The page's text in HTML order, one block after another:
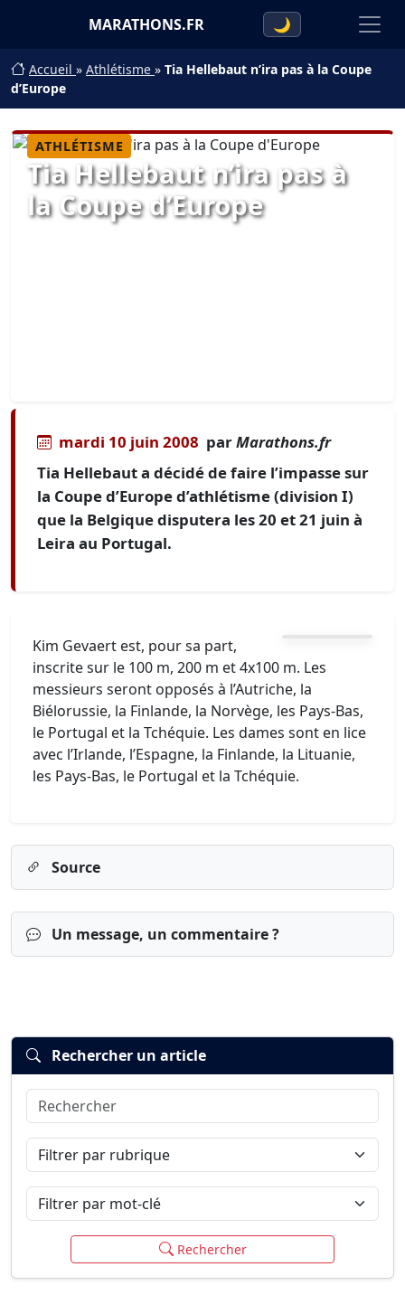
MARATHONS.FR 🌙
Accueil » Athlétisme » Tia Hellebaut n’ira pas à la Coupe
d’Europe
ATHLÉTISME
Tia Hellebaut n’ira pas à
la Coupe d’Europe
mardi 10 juin 2008 parMarathons.fr
Tia Hellebaut a décidé de faire l’impasse sur
la Coupe d’Europe d’athlétisme (division I)
que la Belgique disputera les 20 et 21 juin à
Leira au Portugal.
Kim Gevaert est, pour sa part,
inscrite sur le 100 m, 200 m et 4x100 m. Les
messieurs seront opposés à l’Autriche, la
Biélorussie, la Finlande, la Norvège, les Pays-Bas,
le Portugal et la Tchéquie. Les dames sont en lice
avec l’Irlande, l’Espagne, la Finlande, la Lituanie,
les Pays-Bas, le Portugal et la Tchéquie.
Source
Un message, un commentaire ?
Connexion
Rechercher un article
Rechercher
Filtrer par rubrique
Filtrer par mot-clé
Rechercher